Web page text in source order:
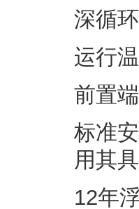
深循
运行
前置
标准
用其
12年